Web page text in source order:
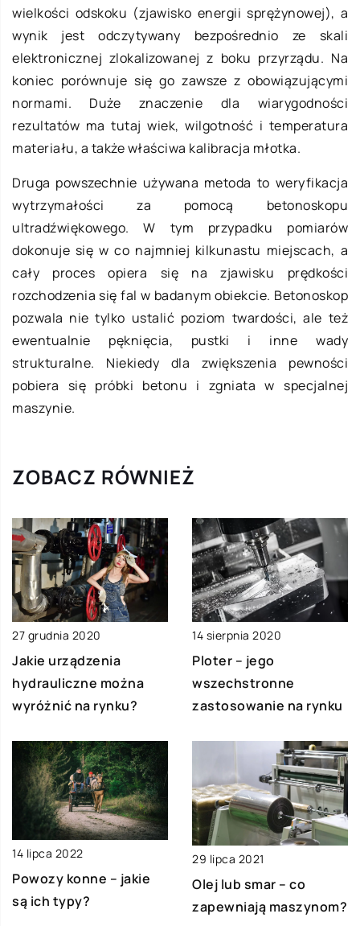
wielkości odskoku (zjawisko energii sprężynowej), a
wynik jest odczytywany bezpośrednio ze skali
elektronicznej zlokalizowanej z boku przyrządu. Na
koniec porównuje się go zawsze z obowiązującymi
normami. Duże znaczenie dla wiarygodności
rezultatów ma tutaj wiek, wilgotność i temperatura
materiału, a także właściwa kalibracja młotka.
Druga powszechnie używana metoda to weryfikacja
wytrzymałości za pomocą betonoskopu
ultradźwiękowego. W tym przypadku pomiarów
dokonuje się w co najmniej kilkunastu miejscach, a
cały proces opiera się na zjawisku prędkości
rozchodzenia się fal w badanym obiekcie. Betonoskop
pozwala nie tylko ustalić poziom twardości, ale też
ewentualnie pęknięcia, pustki i inne wady
strukturalne. Niekiedy dla zwiększenia pewności
pobiera się próbki betonu i zgniata w specjalnej
maszynie.
ZOBACZ RÓWNIEŻ
27 grudnia 2020
Jakie urządzenia
hydrauliczne można
wyróżnić na rynku?
14 sierpnia 2020
Ploter – jego
wszechstronne
zastosowanie na rynku
14 lipca 2022
Powozy konne – jakie
są ich typy?
29 lipca 2021
Olej lub smar – co
zapewniają maszynom?